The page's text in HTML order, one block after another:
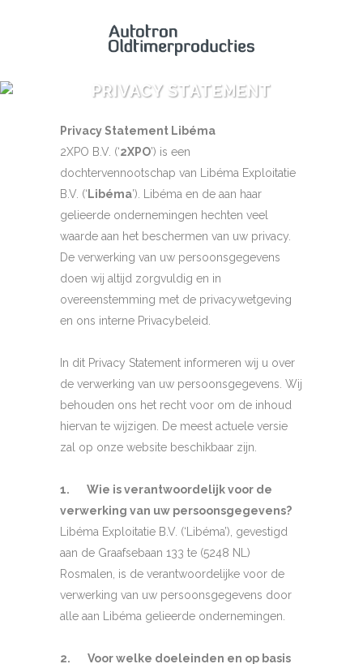
PRIVACY STATEMENT
Privacy Statement Libéma
2XPO B.V. (‘2XPO’) is een
dochtervennootschap van Libéma Exploitatie
B.V. (‘ Libéma’). Libéma en de aan haar
gelieerde ondernemingen hechten veel
waarde aan het beschermen van uw privacy.
De verwerking van uw persoonsgegevens
doen wij altijd zorgvuldig en in
overeenstemming met de privacywetgeving
en ons interne Privacybeleid.
In dit Privacy Statement informeren wij u over
de verwerking van uw persoonsgegevens. Wij
behouden ons het recht voor om de inhoud
hiervan te wijzigen. De meest actuele versie
zal op onze website beschikbaar zijn.
1. Wie is verantwoordelijk voor de
verwerking van uw persoonsgegevens?
Libéma Exploitatie B.V. (‘Libéma’), gevestigd
aan de Graafsebaan 133 te (5248 NL)
Rosmalen, is de verantwoordelijke voor de
verwerking van uw persoonsgegevens door
alle aan Libéma gelieerde ondernemingen.
2. Voor welke doeleinden en op basis